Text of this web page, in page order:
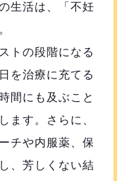
生活は、「不妊
トの段階になる
を治療に充てる
間にも及ぶこと
ます。さらに、
チや内服薬、保
、芳しくない結